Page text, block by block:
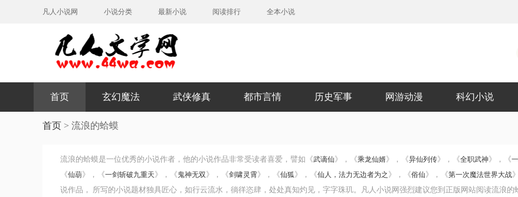
凡人小说网 小说分类 最新小说 阅读排行 全本小说
首页 玄幻魔法 武侠修真 都市言情 历史军事 网游动漫 科幻小说
首页 > 流浪的蛤蟆
流浪的蛤蟆是一位优秀的小说作者，他的小说作品非常受读者喜爱，譬如《武谪仙》，《乘龙仙婿》，《异仙列传》，《全职武神》，《
《仙葫》，《一剑斩破九重天》，《 鬼神无双》，《剑啸灵霄》，《仙狐》，《仙人，法力无边者为之 》，《俗仙》，《第一次魔法世界大战
说作品， 所写的小说题材独具匠心，如行云流水，徜徉恣肆，处处真知灼见，字字珠玑。凡人小说网强烈建议您到正版网站阅读流浪的